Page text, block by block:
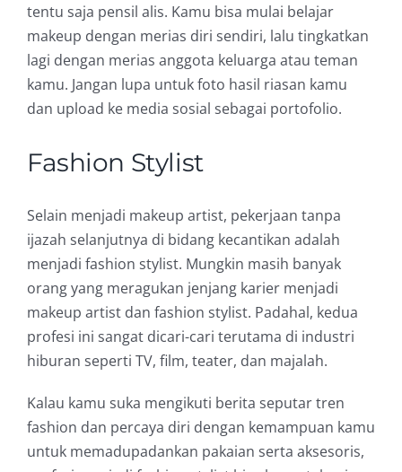
tentu saja pensil alis. Kamu bisa mulai belajar
makeup dengan merias diri sendiri, lalu tingkatkan
lagi dengan merias anggota keluarga atau teman
kamu. Jangan lupa untuk foto hasil riasan kamu
dan upload ke media sosial sebagai portofolio.
Fashion Stylist
Selain menjadi makeup artist, pekerjaan tanpa
ijazah selanjutnya di bidang kecantikan adalah
menjadi fashion stylist. Mungkin masih banyak
orang yang meragukan jenjang karier menjadi
makeup artist dan fashion stylist. Padahal, kedua
profesi ini sangat dicari-cari terutama di industri
hiburan seperti TV, film, teater, dan majalah.
Kalau kamu suka mengikuti berita seputar tren
fashion dan percaya diri dengan kemampuan kamu
untuk memadupadankan pakaian serta aksesoris,